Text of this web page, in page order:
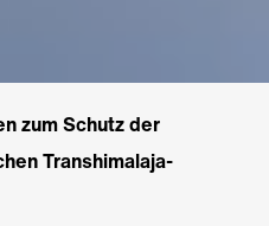
zum Schutz der
Transhimalaja-